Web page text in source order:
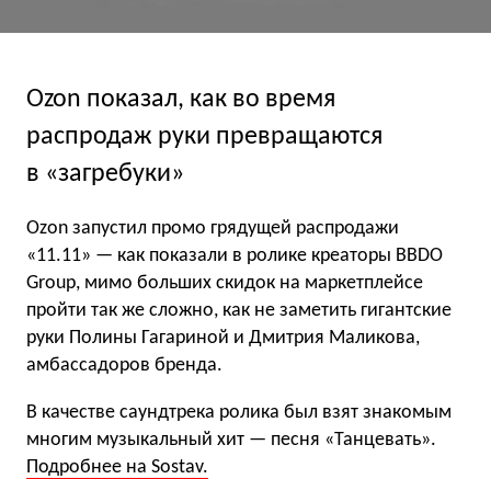
Ozon показал, как во время
распродаж руки превращаются
в «загребуки»
Ozon запустил промо грядущей распродажи
«11.11» — как показали в ролике креаторы BBDO
Group, мимо больших скидок на маркетплейсе
пройти так же сложно, как не заметить гигантские
руки Полины Гагариной и Дмитрия Маликова,
амбассадоров бренда.
В качестве саундтрека ролика был взят знакомым
многим музыкальный хит — песня «Танцевать».
Подробнее на Sostav.